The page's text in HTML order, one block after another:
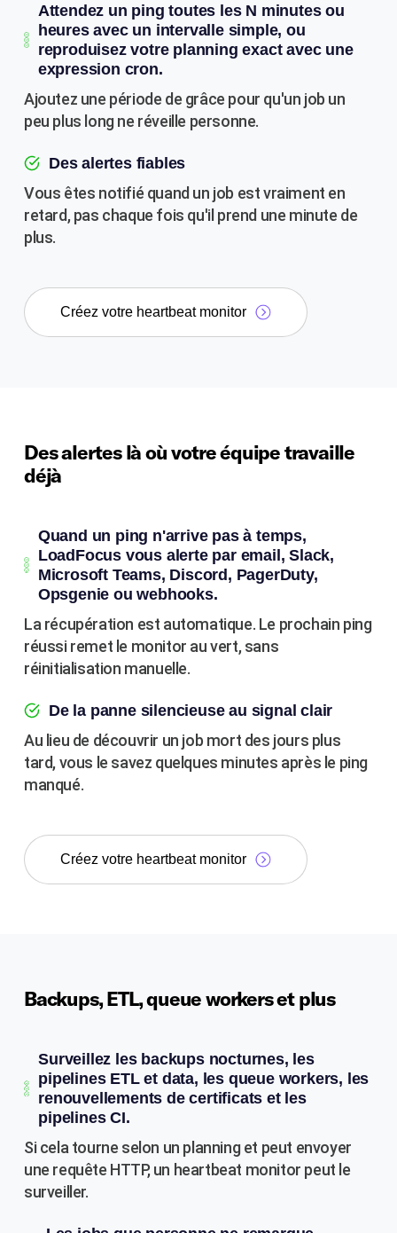
Attendez un ping toutes les N minutes ou
heures avec un intervalle simple, ou
reproduisez votre planning exact avec une
expression cron.
Ajoutez une période de grâce pour qu'un job un
peu plus long ne réveille personne.
Des alertes fiables
Vous êtes notifié quand un job est vraiment en
retard, pas chaque fois qu'il prend une minute de
plus.
Créez votre heartbeat monitor
Des alertes là où votre équipe travaille
déjà
Quand un ping n'arrive pas à temps,
LoadFocus vous alerte par email, Slack,
Microsoft Teams, Discord, PagerDuty,
Opsgenie ou webhooks.
La récupération est automatique. Le prochain ping
réussi remet le monitor au vert, sans
réinitialisation manuelle.
De la panne silencieuse au signal clair
Au lieu de découvrir un job mort des jours plus
tard, vous le savez quelques minutes après le ping
manqué.
Créez votre heartbeat monitor
Backups, ETL, queue workers et plus
Surveillez les backups nocturnes, les
pipelines ETL et data, les queue workers, les
renouvellements de certificats et les
pipelines CI.
Si cela tourne selon un planning et peut envoyer
une requête HTTP, un heartbeat monitor peut le
surveiller.